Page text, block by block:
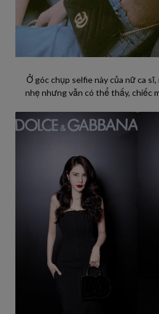
Ở góc chụp selfie này của nữ ca
nhẹ nhưng vẫn có thể thấy, chiếc